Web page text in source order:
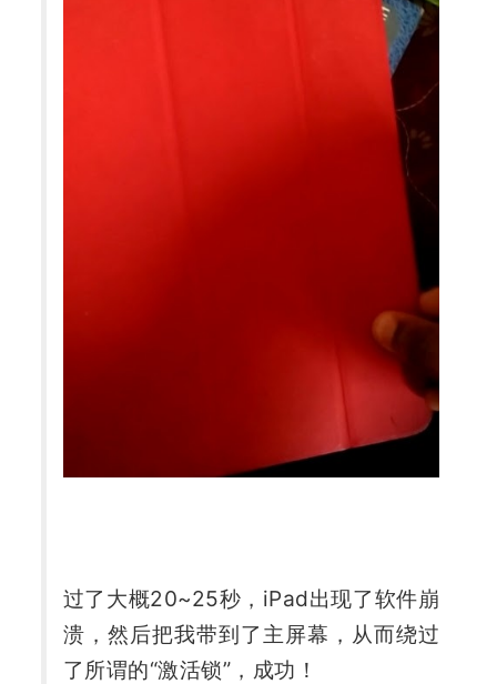
过了大概20~25秒，iPad出现了软件崩
溃，然后把我带到了主屏幕，从而绕过
了所谓的“激活锁”，成功！